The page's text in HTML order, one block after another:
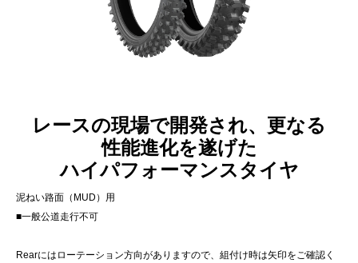
レースの現場で開発され、更なる
性能進化を遂げた
ハイパフォーマンスタイヤ
泥ねい路面（MUD）用
■一般公道走行不可
Rearにはローテーション方向がありますので、組付け時は矢印をご確認く